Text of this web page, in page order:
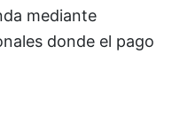
mediante
donde el pago